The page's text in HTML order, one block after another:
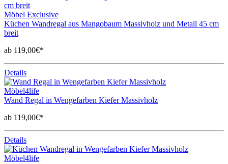
Möbel Exclusive
Küchen Wandregal aus Mangobaum Massivholz und Metall 45 cm
breit
ab 119,00€*
Details
Möbel4life
Wand Regal in Wengefarben Kiefer Massivholz
ab 119,00€*
Details
Möbel4life